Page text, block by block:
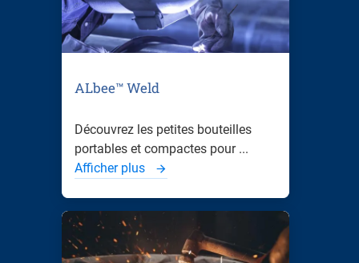
ALbee™ Weld
Découvrez les petites bouteilles
portables et compactes pour ...
Afficher plus